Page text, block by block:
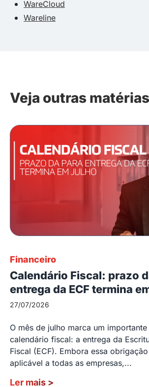
WareCloud
Wareline
Veja outras matérias
Financeiro
Calendário Fiscal: prazo
entrega da ECF termina
27/07/2026
O mês de julho marca um
calendário fiscal: a entrega da
Fiscal (ECF). Embora essa
aplicável a todas as empresas,...
Ler mais >